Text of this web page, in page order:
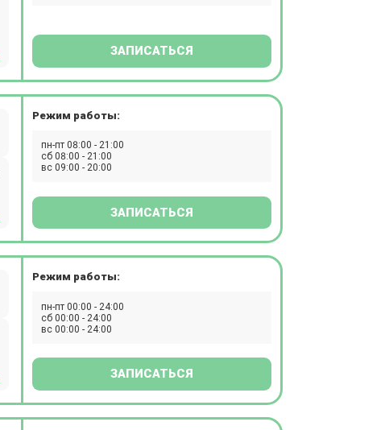
ЗАПИСАТЬСЯ
Режим работы:
пн-пт 08:00 - 21:00
сб 08:00 - 21:00
вс 09:00 - 20:00
ЗАПИСАТЬСЯ
Режим работы:
пн-пт 00:00 - 24:00
сб 00:00 - 24:00
вс 00:00 - 24:00
ЗАПИСАТЬСЯ